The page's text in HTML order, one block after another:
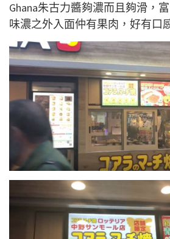
Ghana朱古力醬夠濃而且夠滑，
味濃之外入面仲有果肉，好有口